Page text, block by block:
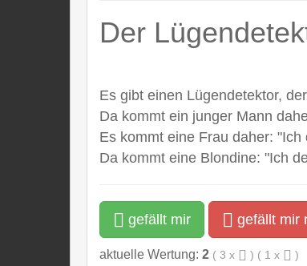
Der
Es gibt einen Lügendetektor,
Da kommt ein junger Mann
Es kommt eine Frau daher:
Da kommt eine Blondine: "Ich
gefällt mir gefällt mir
aktuelle Wertung: 2 ( 3 x ) ( 1 x )